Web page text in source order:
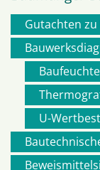
Navigation
überspringen
Gutachten
Baufeuchte
U-